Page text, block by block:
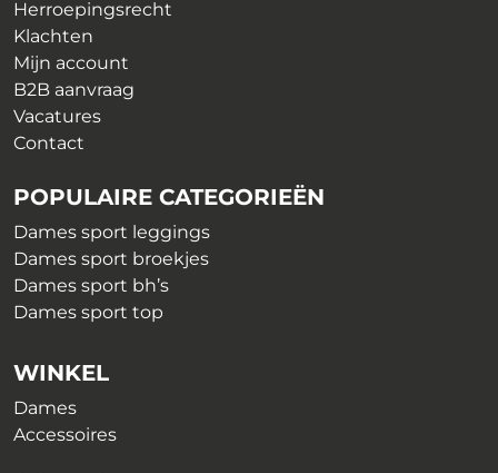
Herroepingsrecht
Klachten
Mijn account
B2B aanvraag
Vacatures
Contact
POPULAIRE CATEGORIEËN
Dames sport leggings
Dames sport broekjes
Dames sport bh’s
Dames sport top
WINKEL
Dames
Accessoires